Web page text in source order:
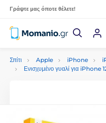
Γράψτε μας όποτε θέλετε!
Σπίτι Apple iPhone
Ενισχυμένο γυαλί για iPhone